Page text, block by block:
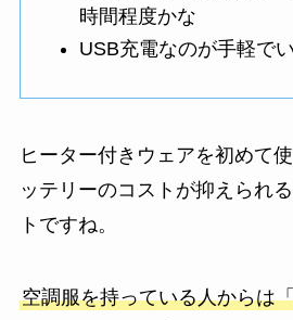
時間程度かな
USB充電なのが手軽で
ヒーター付きウェアを初めて
ッテリーのコストが抑えられ
トですね。
空調服を持っている人からは